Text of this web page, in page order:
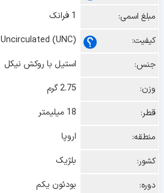
مبلغ اسمی:
1 فرانک
کیفیت:
Uncirculated (UNC)
جنس:
استیل با روکش نیکل
وزن:
2.75 گرم
قطر:
18 میلیمتر
منطقه:
اروپا
کشور:
بلژیک
دوره:
بودئون یکم